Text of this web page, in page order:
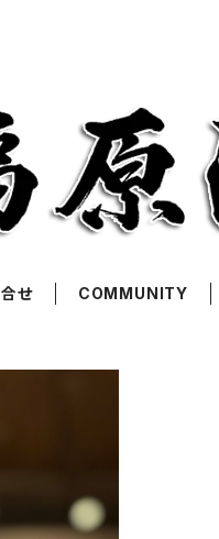
せ COMMUNITY